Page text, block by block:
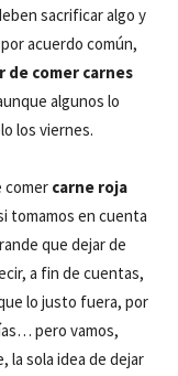
sacrificar algo y
acuerdo común,
de comer carnes
algunos lo
los viernes.
comer carne roja
tomamos en cuenta
que dejar de
a fin de cuentas,
lo justo fuera, por
pero vamos,
la sola idea de dejar